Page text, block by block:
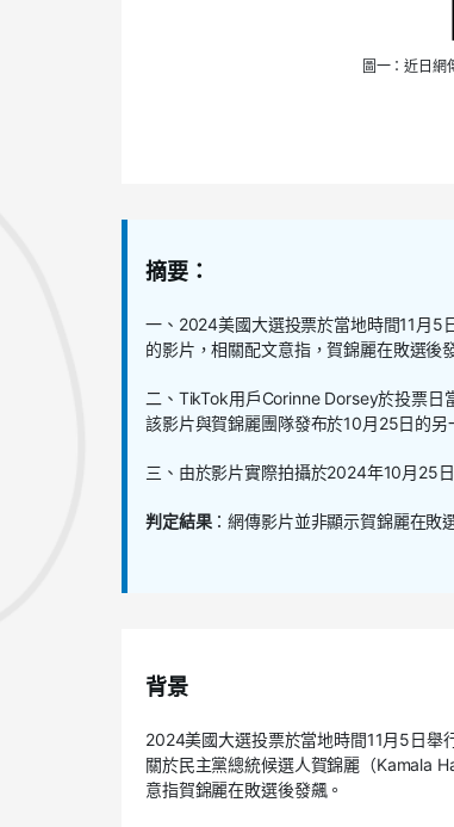
圖一：近日網
摘要：
一、2024美國大選投票於當地時間11月5
的影片，相關配文意指，賀錦麗在敗選後
二、TikTok用戶Corinne Dorsey於投票
該影片與賀錦麗團隊發布於10月25日的
三、由於影片實際拍攝於2024年10月25
判定結果：網傳影片並非顯示賀錦麗在敗
背景
2024美國大選投票於當地時間11月5日舉
關於民主黨總統候選人賀錦麗（Kamala
意指賀錦麗在敗選後發飆。